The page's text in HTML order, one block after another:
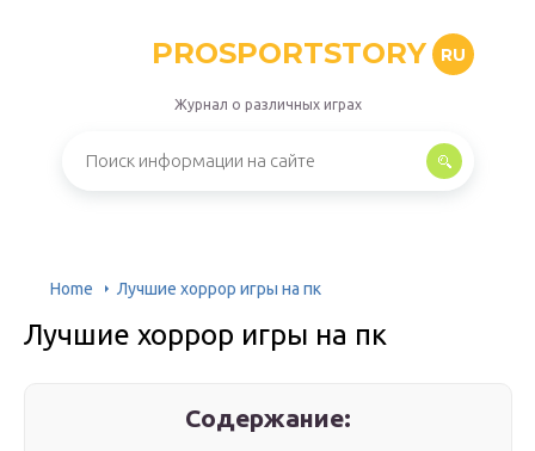
PROSPORTSTORY RU
Журнал о различных играх
Home Лучшие хоррор игры на пк
Лучшие хоррор игры на пк
Содержание: